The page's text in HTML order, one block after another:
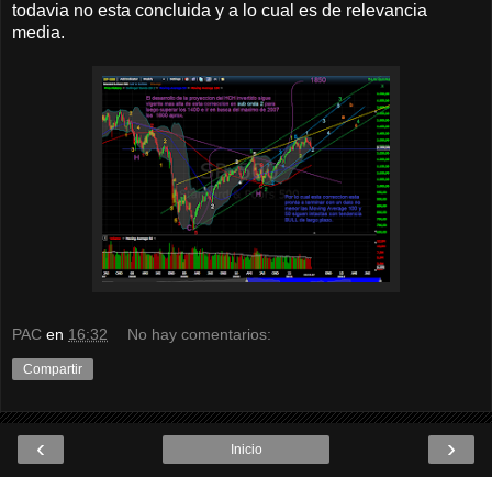
todavia no esta concluida y a lo cual es de relevancia
media.
PAC en 16:32 No hay comentarios:
Compartir
‹ ›
Inicio